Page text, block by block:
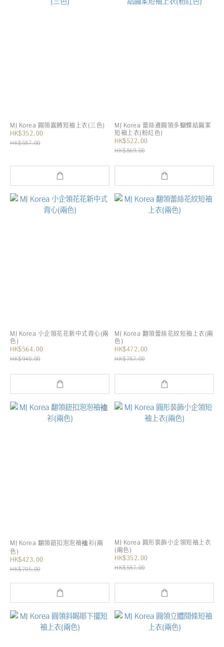
MJ Korea 圓領露膊短袖上衣(三色)
HK$352.00
HK$587.00
MJ Korea 蕾絲邊圓領多蝴蝶結圖案
短袖上衣(粉紅色)
HK$522.00
HK$869.00
MJ Korea 小企領花花新中式背心(兩
色)
HK$564.00
HK$940.00
MJ Korea 翻領蕾絲花紋短袖上衣(兩
色)
HK$472.00
HK$787.00
MJ Korea 翻領鈕扣泡泡袖裇衫(兩
色)
HK$423.00
HK$705.00
MJ Korea 圓形裝飾小企領短袖上衣
(兩色)
HK$352.00
HK$587.00